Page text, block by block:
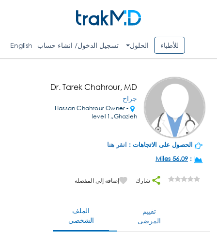
للأطباء الحلول تسجيل الدخول/ انشاء حساب English
Dr. Tarek Chahrour, MD
جراح
Hassan Chahrour Owner -
level 1,,Ghazieh
الحصول على الاتجاهات : انقر هنا
:
56.09 Miles
شارك إضافة إلى المفضلة
الملف
الشخصي
تقييم
المرضى